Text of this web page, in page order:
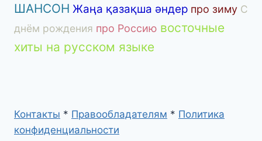
ШАНСОН Жаңа қазақша әндер про зиму С
днём рождения про Россию восточные
хиты на русском языке
Контакты * Правообладателям * Политика
конфиденциальности